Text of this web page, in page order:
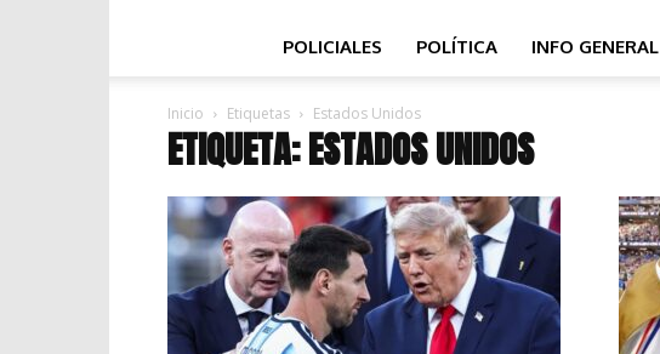
POLICIALES POLÍTICA INFO GENERAL
Inicio Etiquetas Estados Unidos
ETIQUETA: ESTADOS UNIDOS